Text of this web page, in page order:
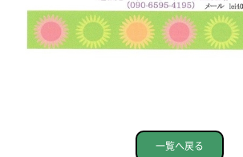
一覧へ戻る